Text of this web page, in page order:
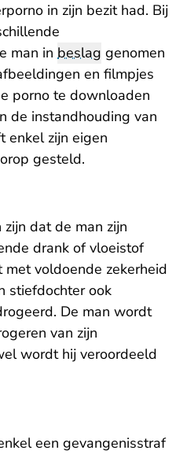
in zijn bezit had. Bij
man in beslag genomen
en filmpjes
porno te downloaden
de instandhouding van
enkel zijn eigen
gesteld.
dat de man zijn
drank of vloeistof
voldoende zekerheid
stiefdochter ook
De man wordt
van zijn
wordt hij veroordeeld
een gevangenisstraf